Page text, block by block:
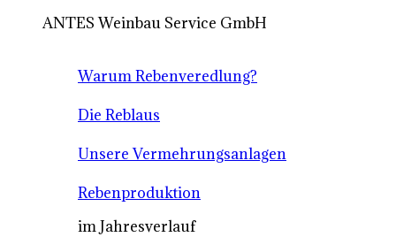
ANTES Weinbau Service GmbH
Warum Rebenveredlung?
Die Reblaus
Unsere Vermehrungsanlagen
Rebenproduktion
im Jahresverlauf